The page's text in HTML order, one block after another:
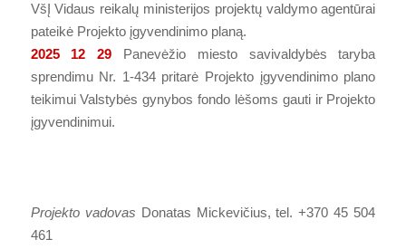
VšĮ Vidaus reikalų ministerijos projektų valdymo agentūrai
pateikė Projekto įgyvendinimo planą.
2025 12 29 Panevėžio miesto savivaldybės taryba
sprendimu Nr. 1-434 pritarė Projekto įgyvendinimo plano
teikimui Valstybės gynybos fondo lėšoms gauti ir Projekto
įgyvendinimui.
Projekto vadovas Donatas Mickevičius, tel. +370 45 504
461